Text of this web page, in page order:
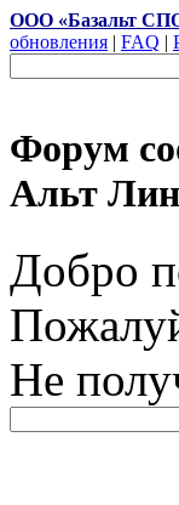
ООО «Базальт
обновления | FAQ |
Форум
Альт
Добро
Не